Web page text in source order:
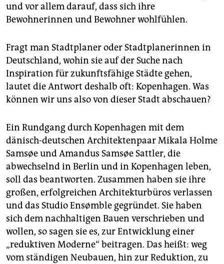
und vor allem darauf, dass sich ihre
Bewohnerinnen und Bewohner wohlfühlen.
Fragt man Stadtplaner oder Stadtplanerinnen in
Deutschland, wohin sie auf der Suche nach
Inspiration für zukunftsfähige Städte gehen,
lautet die Antwort deshalb oft: Kopenhagen. Was
können wir uns also von dieser Stadt abschauen?
Ein Rundgang durch Kopenhagen mit dem
dänisch-deutschen Architektenpaar Mikala Holme
Samsøe und Amandus Samsøe Sattler, die
abwechselnd in Berlin und in Kopenhagen leben,
soll das beantworten. Zusammen haben sie ihre
großen, erfolgreichen Architekturbüros verlassen
und das Studio Ensømble gegründet. Sie haben
sich dem nachhaltigen Bauen verschrieben und
wollen, so sagen sie es, zur Entwicklung einer
„reduktiven Moderne“ beitragen. Das heißt: weg
vom ständigen Neubauen, hin zur Reduktion, zu